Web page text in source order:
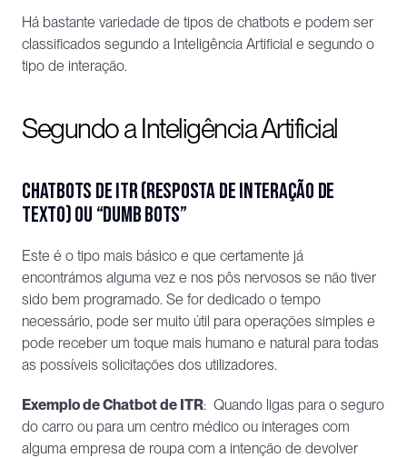
Há bastante variedade de tipos de chatbots e podem ser
classificados segundo a Inteligência Artificial e segundo o
tipo de interação.
Segundo a Inteligência Artificial
Chatbots de ITR (Resposta de Interação de
Texto) ou “dumb bots”
Este é o tipo mais básico e que certamente já
encontrámos alguma vez e nos pôs nervosos se não tiver
sido bem programado. Se for dedicado o tempo
necessário, pode ser muito útil para operações simples e
pode receber um toque mais humano e natural para todas
as possíveis solicitações dos utilizadores.
Exemplo de Chatbot de ITR:  Quando ligas para o seguro
do carro ou para um centro médico ou interages com
alguma empresa de roupa com a intenção de devolver